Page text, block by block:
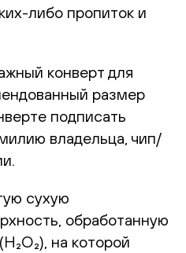
либо пропиток и
конверт для
размер
подписать
владельца, чип/
сухую
обработанную
на которой